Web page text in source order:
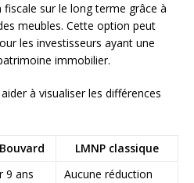
sur le long terme grâce à
meubles. Cette option peut
les investisseurs ayant une
immobilier.
à visualiser les différences
LMNP classique
9 ans
Aucune réduction